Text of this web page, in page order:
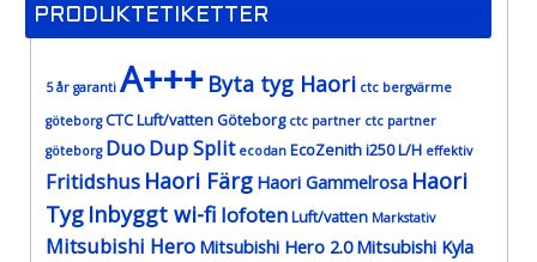
PRODUKTETIKETTER
5 år garanti A+++ Byta tyg Haori ctc bergvärme
göteborg CTC Luft/vatten Göteborg ctc partner ctc partner
göteborg DuoDup Split ecodan EcoZenith i250 L/H effektiv
Fritidshus Haori Färg Haori Gammelrosa Haori
Tyg Inbyggt wi-fi lofotenLuft/vatten Markstativ
Mitsubishi Hero Mitsubishi Hero 2.0 Mitsubishi Kyla